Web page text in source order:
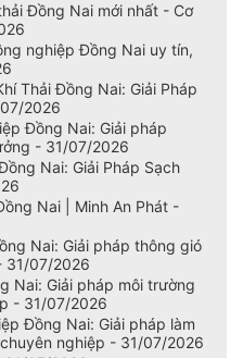
Đồng Nai mới nhất - Cơ
nghiệp Đồng Nai uy tín,
Thải Đồng Nai: Giải Pháp
2026
Đồng Nai: Giải pháp
- 31/07/2026
Nai: Giải Pháp Sạch
Nai | Minh An Phát -
Nai: Giải pháp thông gió
31/07/2026
Nai: Giải pháp môi trường
- 31/07/2026
Đồng Nai: Giải pháp làm
nghiệp - 31/07/2026